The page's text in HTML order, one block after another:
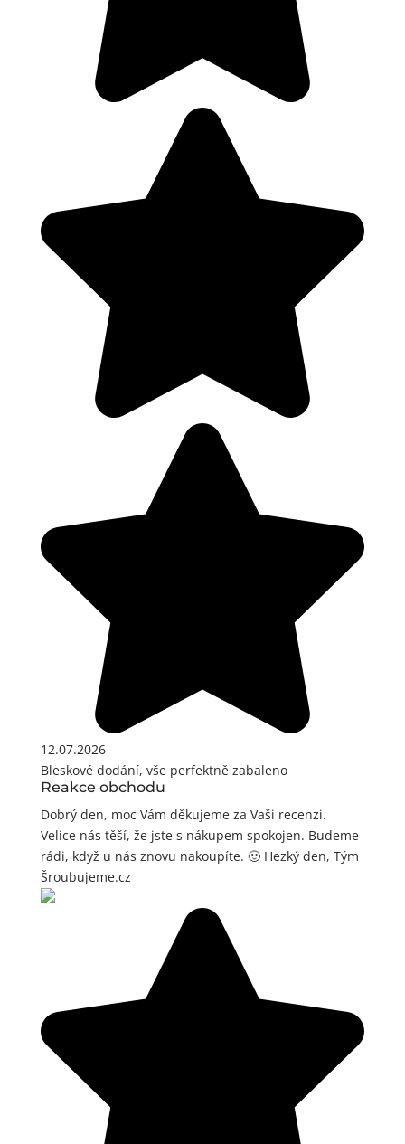
12.07.2026
Bleskové dodání, vše perfektně zabaleno
Reakce obchodu
Dobrý den, moc Vám děkujeme za Vaši recenzi.
Velice nás těší, že jste s nákupem spokojen. Budeme
rádi, když u nás znovu nakoupíte. 🙂 Hezký den, Tým
Šroubujeme.cz